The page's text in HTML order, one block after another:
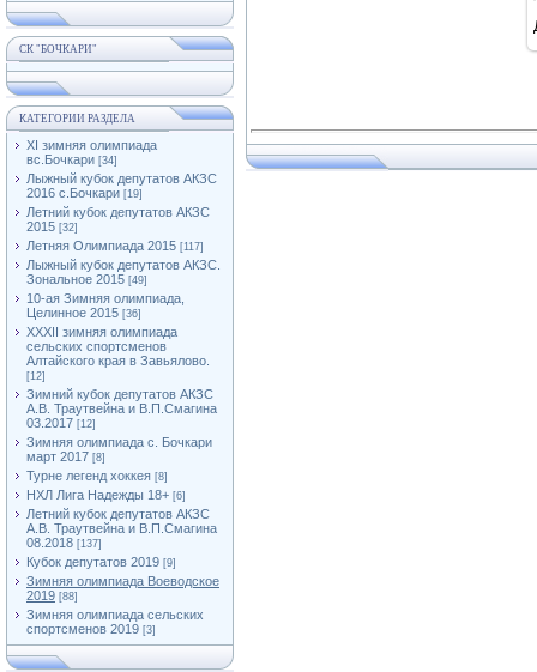
СК "БОЧКАРИ"
КАТЕГОРИИ РАЗДЕЛА
XI зимняя олимпиада
вс.Бочкари [34]
Лыжный кубок депутатов АКЗС
2016 с.Бочкари [19]
Летний кубок депутатов АКЗС
2015 [32]
Летняя Олимпиада 2015 [117]
Лыжный кубок депутатов АКЗС.
Зональное 2015 [49]
10-ая Зимняя олимпиада,
Целинное 2015 [36]
XXXII зимняя олимпиада
сельских спортсменов
Алтайского края в Завьялово.
[12]
Зимний кубок депутатов АКЗС
А.В. Траутвейна и В.П.Смагина
03.2017 [12]
Зимняя олимпиада с. Бочкари
март 2017 [8]
Турне легенд хоккея [8]
НХЛ Лига Надежды 18+ [6]
Летний кубок депутатов АКЗС
А.В. Траутвейна и В.П.Смагина
08.2018 [137]
Кубок депутатов 2019 [9]
Зимняя олимпиада Воеводское
2019 [88]
Зимняя олимпиада сельских
спортсменов 2019 [3]